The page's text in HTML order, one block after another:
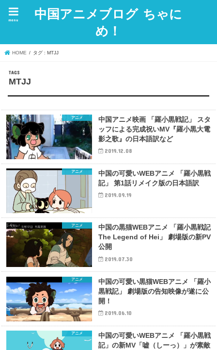
中国アニメブログ ちゃに
め！
menu
HOME タグ : MTJJ
MTJJ
アニメ
中国アニメ映画 「羅小黒戦記」 スタ
ッフによる完成祝いMV『羅小黒大電
影之歌』の日本語訳など
2019.12.08
アニメ
中国の可愛いWEBアニメ 「羅小黒戦
記」 第1話リメイク版の日本語訳
2019.09.19
アニメ
中国の黒猫WEBアニメ 「羅小黒戦記
The Legend of Hei」 劇場版の新PV
公開
2019.07.30
アニメ
中国の可愛い黒猫WEBアニメ 「羅小
黒戦記」 劇場版の告知映像が遂に公
開！
2019.06.10
アニメ
中国の可愛いWEBアニメ 「羅小黒戦
記」の新MV「嘘（しーっ）」が素敵